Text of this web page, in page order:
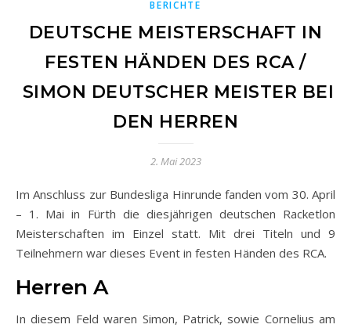
BERICHTE
DEUTSCHE MEISTERSCHAFT IN
FESTEN HÄNDEN DES RCA /
SIMON DEUTSCHER MEISTER BEI
DEN HERREN
2. Mai 2023
Im Anschluss zur Bundesliga Hinrunde fanden vom 30. April
– 1. Mai in Fürth die diesjährigen deutschen Racketlon
Meisterschaften im Einzel statt. Mit drei Titeln und 9
Teilnehmern war dieses Event in festen Händen des RCA.
Herren A
In diesem Feld waren Simon, Patrick, sowie Cornelius am